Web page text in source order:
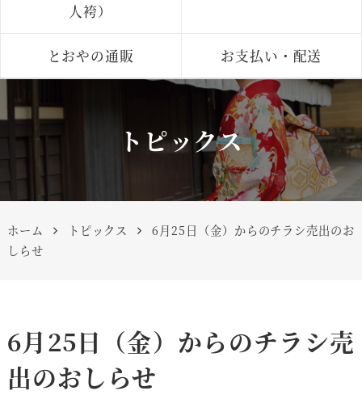
人袴）
とおやの通販 お支払い・配送
トピックス
ホーム トピックス
6月25日（金）からのチラシ売出のお
しらせ
6月25日（金）からのチラシ売
出のおしらせ